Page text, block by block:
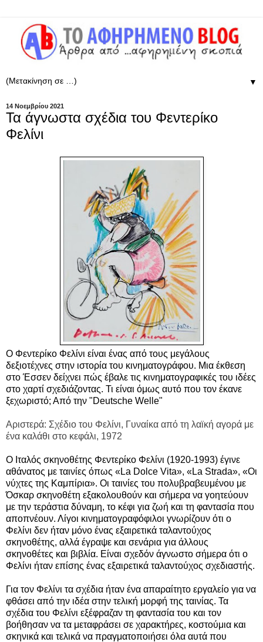
▼
14 Νοεμβρίου 2021
Τα άγνωστα σχέδια του Φεντερίκο
Φελίνι
Ο Φεντερίκο Φελίνι είναι ένας από τους μεγάλους
δεξιοτέχνες στην ιστορία του κινηματογράφου. Μια έκθεση
στο Έσσεν δείχνει πώς έβαλε τις κινηματογραφικές του ιδέες
στο χαρτί σχεδιάζοντας. Τι είναι όμως αυτό που τον έκανε
ξεχωριστό; Από την "Deutsche Welle"
Αριστερά: Σχέδιο του Φελίνι, Γυναίκα από τη λαϊκή αγορά με
ένα καλάθι στο κεφάλι, 1972
Ο Ιταλός σκηνοθέτης Φεντερίκο Φελίνι (1920-1993) έγινε
αθάνατος με ταινίες όπως «La Dolce Vita», «La Strada», «Οι
νύχτες της Καμπίρια». Οι ταινίες του πολυβραβευμένου με
Όσκαρ σκηνοθέτη εξακολουθούν και σήμερα να γοητεύουν
με την τεράστια δύναμη, το κέφι για ζωή και τη φαντασία που
αποπνέουν. Λίγοι κινηματογραφόφιλοι γνωρίζουν ότι ο
Φελίνι δεν ήταν μόνο ένας εξαιρετικά ταλαντούχος
σκηνοθέτης, αλλά έγραψε και σενάρια για άλλους
σκηνοθέτες και βιβλία. Είναι σχεδόν άγνωστο σήμερα ότι ο
Φελίνι ήταν επίσης ένας εξαιρετικά ταλαντούχος σχεδιαστής.
Για τον Φελίνι τα σχέδια ήταν ένα απαραίτητο εργαλείο για να
φθάσει από την ιδέα στην τελική μορφή της ταινίας. Τα
σχέδια του Φελίνι εξέφραζαν τη φαντασία του και τον
βοήθησαν να τα μεταφράσει σε χαρακτήρες, κοστούμια και
σκηνικά και τελικά να πραγματοποιήσει όλα αυτά που